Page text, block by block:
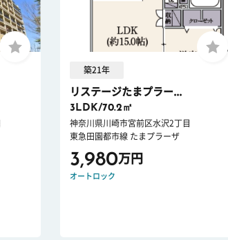
築21年
リステージたまプラー...
3LDK/70.2㎡
神奈川県川崎市宮前区水沢2丁目
東急田園都市線 たまプラーザ
3,980万円
オートロック